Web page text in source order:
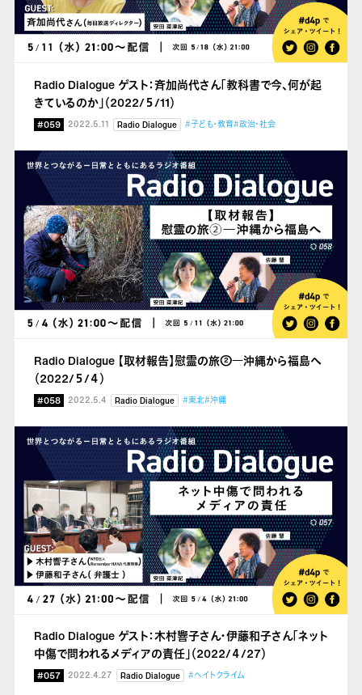
Radio Dialogue ゲスト：斉加尚代さん「教科書で今、何が起
きているのか」（2022/５/11）
#059 2022.5.11 Radio Dialogue #子ども・教育#政治・社会
Radio Dialogue 【取材報告】慰霊の旅②―沖縄から福島へ
（2022/５/４）
#058 2022.5.4 Radio Dialogue #東北#沖縄
Radio Dialogue ゲスト：木村響子さん・伊藤和子さん「ネット
中傷で問われるメディアの責任」（2022/４/27）
#057 2022.4.27 Radio Dialogue #ヘイトクライム